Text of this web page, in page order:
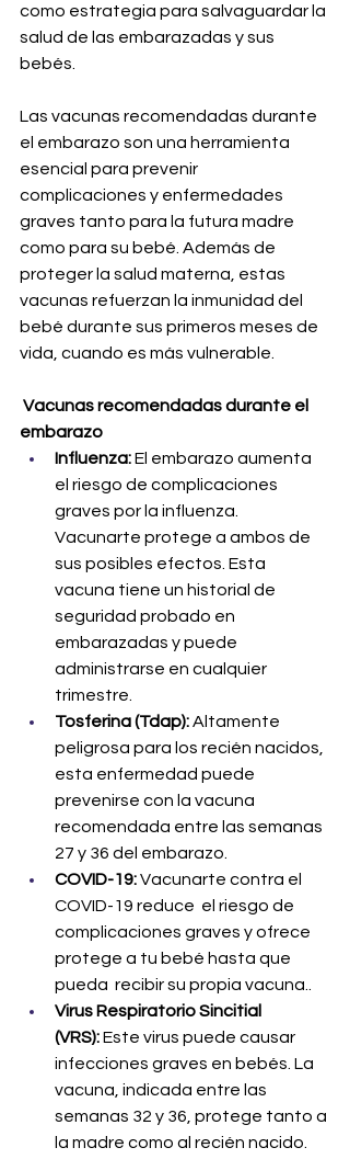
como estrategia para salvaguardar la
salud de las embarazadas y sus
bebés.
Las vacunas recomendadas durante
el embarazo son una herramienta
esencial para prevenir
complicaciones y enfermedades
graves tanto para la futura madre
como para su bebé. Además de
proteger la salud materna, estas
vacunas refuerzan la inmunidad del
bebé durante sus primeros meses de
vida, cuando es más vulnerable.
Vacunas recomendadas durante el
embarazo
Influenza: El embarazo aumenta
el riesgo de complicaciones
graves por la influenza.
Vacunarte protege a ambos de
sus posibles efectos. Esta
vacuna tiene un historial de
seguridad probado en
embarazadas y puede
administrarse en cualquier
trimestre.
Tosferina (Tdap): Altamente
peligrosa para los recién nacidos,
esta enfermedad puede
prevenirse con la vacuna
recomendada entre las semanas
27 y 36 del embarazo.
COVID-19: Vacunarte contra el
COVID-19 reduce  el riesgo de
complicaciones graves y ofrece
protege a tu bebé hasta que
pueda  recibir su propia vacuna..
Virus Respiratorio Sincitial
(VRS): Este virus puede causar
infecciones graves en bebés. La
vacuna, indicada entre las
semanas 32 y 36, protege tanto a
la madre como al recién nacido.